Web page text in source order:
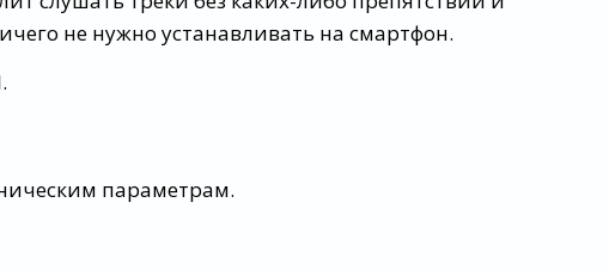
не нужно устанавливать на смартфон.
параметрам.